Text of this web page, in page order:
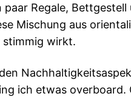
paar Regale,
Mischung aus
stimmig wirkt.
ich etwas